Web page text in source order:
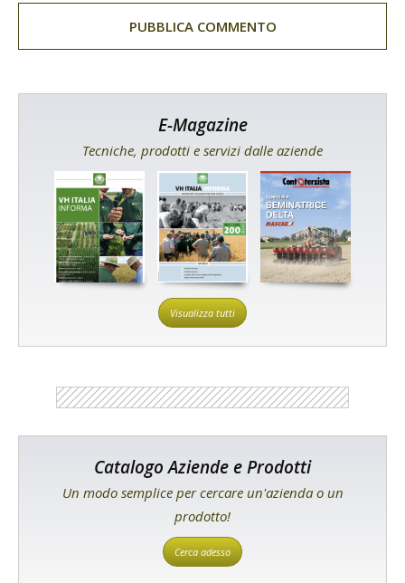
E-Magazine
Tecniche, prodotti e servizi dalle aziende
Visualizza tutti
Catalogo Aziende e Prodotti
Un modo semplice per cercare un'azienda o un
prodotto!
Cerca adesso